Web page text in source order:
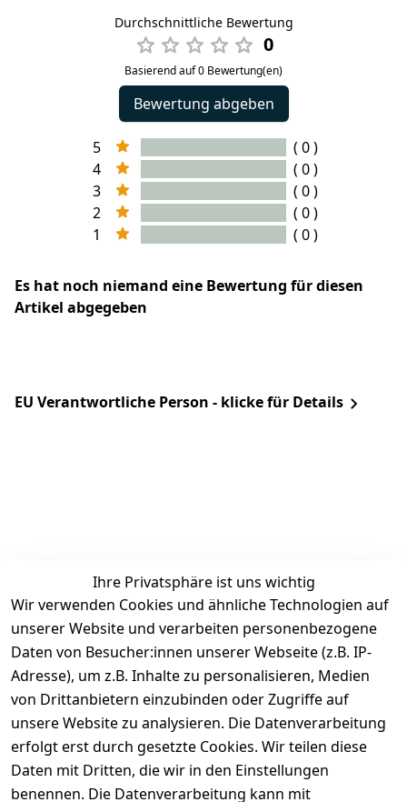
Durchschnittliche Bewertung
0
Basierend auf 0 Bewertung(en)
Bewertung abgeben
5
( 0 )
4
( 0 )
3
( 0 )
2
( 0 )
1
( 0 )
Es hat noch niemand eine Bewertung für diesen
Artikel abgegeben
EU Verantwortliche Person - klicke für Details
Ihre Privatsphäre ist uns wichtig
Wir verwenden Cookies und ähnliche Technologien auf
unserer Website und verarbeiten personenbezogene
Daten von Besucher:innen unserer Webseite (z.B. IP-
Adresse), um z.B. Inhalte zu personalisieren, Medien
von Drittanbietern einzubinden oder Zugriffe auf
unsere Website zu analysieren. Die Datenverarbeitung
erfolgt erst durch gesetzte Cookies. Wir teilen diese
Daten mit Dritten, die wir in den Einstellungen
benennen. Die Datenverarbeitung kann mit
Rechtliches
AGB
Impressum
Datenschutze
rklärung
Widerrufsrec
ht
Services
Kontakt
Kundenservic
e
Zahlung &
Versand
Batteriegeset
z
Zahlung &
Versand
Kontakt
+49
Mail:
selected-lights
selected-